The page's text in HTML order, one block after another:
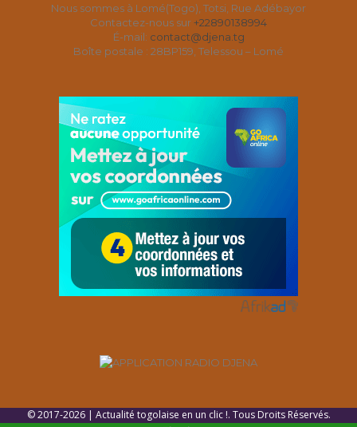
Nous sommes à Lomé(Togo), Totsi, Rue Adébayor
Contactez-nous sur+22890138994
É-mail: contact@djena.tg
Boîte postale : 28BP159, Telessou – Lomé
© 2017-2026 | Actualité togolaise en un clic !. Tous Droits Réservés.